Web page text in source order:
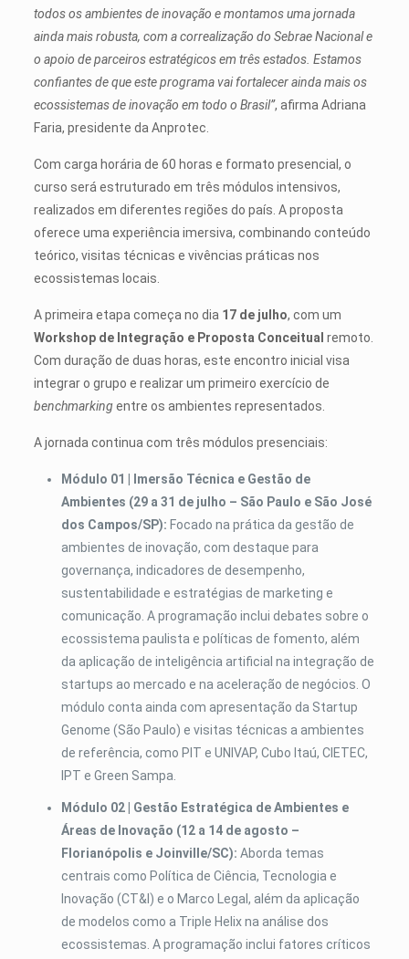
todos os ambientes de inovação e montamos uma jornada
ainda mais robusta, com a correalização do Sebrae Nacional e
o apoio de parceiros estratégicos em três estados. Estamos
confiantes de que este programa vai fortalecer ainda mais os
ecossistemas de inovação em todo o Brasil”, afirma Adriana
Faria, presidente da Anprotec.
Com carga horária de 60 horas e formato presencial, o
curso será estruturado em três módulos intensivos,
realizados em diferentes regiões do país. A proposta
oferece uma experiência imersiva, combinando conteúdo
teórico, visitas técnicas e vivências práticas nos
ecossistemas locais.
A primeira etapa começa no dia 17 de julho, com um
Workshop de Integração e Proposta Conceitual remoto.
Com duração de duas horas, este encontro inicial visa
integrar o grupo e realizar um primeiro exercício de
benchmarkingentre os ambientes representados.
A jornada continua com três módulos presenciais:
Módulo 01 | Imersão Técnica e Gestão de
Ambientes (29 a 31 de julho – São Paulo e São José
dos Campos/SP): Focado na prática da gestão de
ambientes de inovação, com destaque para
governança, indicadores de desempenho,
sustentabilidade e estratégias de marketing e
comunicação. A programação inclui debates sobre o
ecossistema paulista e políticas de fomento, além
da aplicação de inteligência artificial na integração de
startups ao mercado e na aceleração de negócios. O
módulo conta ainda com apresentação da Startup
Genome (São Paulo) e visitas técnicas a ambientes
de referência, como PIT e UNIVAP, Cubo Itaú, CIETEC,
IPT e Green Sampa.
Módulo 02 | Gestão Estratégica de Ambientes e
Áreas de Inovação (12 a 14 de agosto –
Florianópolis e Joinville/SC): Aborda temas
centrais como Política de Ciência, Tecnologia e
Inovação (CT&I) e o Marco Legal, além da aplicação
de modelos como a Triple Helix na análise dos
ecossistemas. A programação inclui fatores críticos